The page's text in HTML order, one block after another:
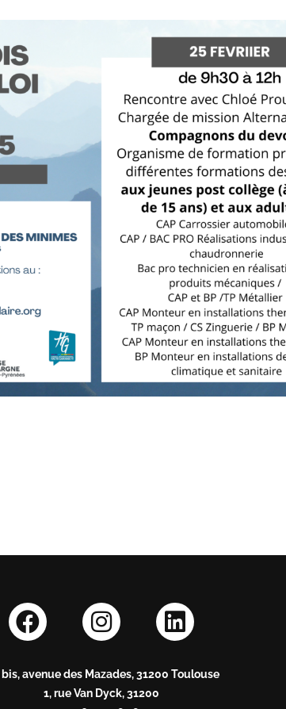
bis, avenue des Mazades, 31200 Toulouse
1, rue Van Dyck, 31200